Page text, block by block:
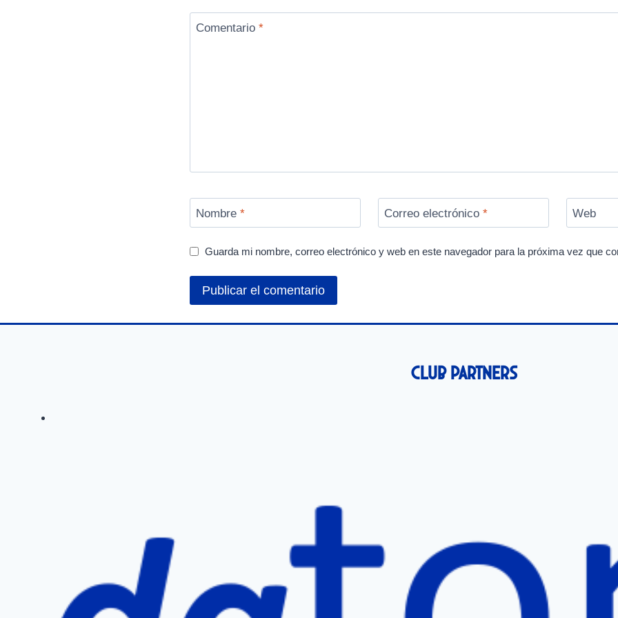
Comentario *
Nombre * Correo electrónico * Web
Guarda mi nombre, correo electrónico y web en este navegador para la próxima vez que
Club Partners